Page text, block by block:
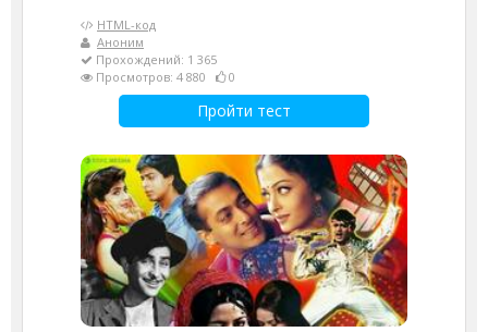
HTML-код
Аноним
Прохождений: 1 365
Просмотров: 4 880
0
Пройти тест